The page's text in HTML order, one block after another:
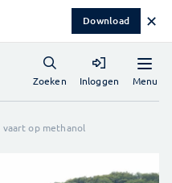
Download ✕
Menu
Zoeken Inloggen
op methanol